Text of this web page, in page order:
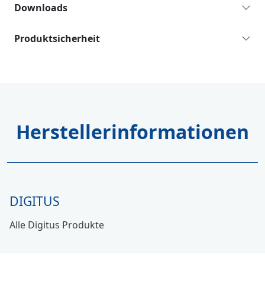
Downloads
Produktsicherheit
Herstellerinformationen
DIGITUS
Alle Digitus Produkte